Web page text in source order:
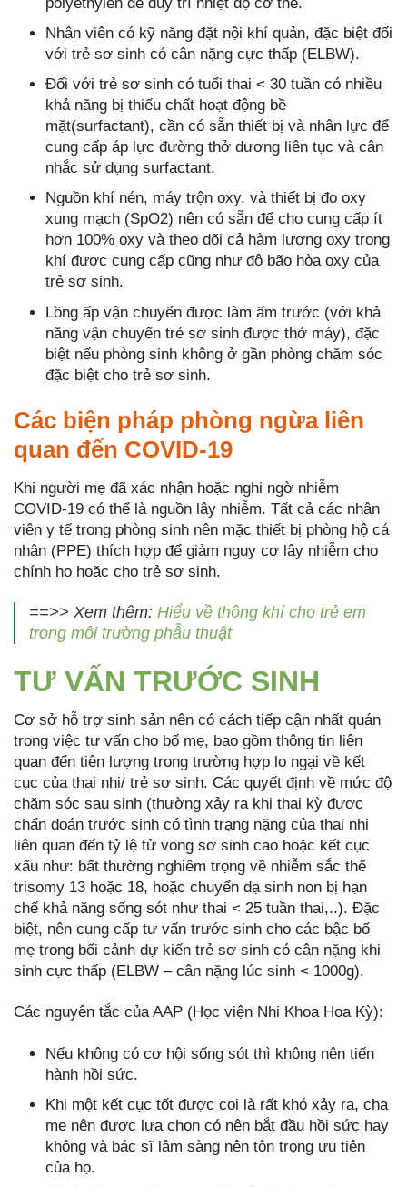
Nhân viên có kỹ năng đặt nội khí quản, đặc biệt đối
với trẻ sơ sinh có cân nặng cực thấp (ELBW).
Đối với trẻ sơ sinh có tuổi thai < 30 tuần có nhiều
khả năng bị thiếu chất hoạt động bề
mặt(surfactant), cần có sẵn thiết bị và nhân lực để
cung cấp áp lực đường thở dương liên tục và cân
nhắc sử dụng surfactant.
Nguồn khí nén, máy trộn oxy, và thiết bị đo oxy
xung mạch (SpO2) nên có sẵn để cho cung cấp ít
hơn 100% oxy và theo dõi cả hàm lượng oxy trong
khí được cung cấp cũng như độ bão hòa oxy của
trẻ sơ sinh.
Lồng ấp vận chuyển được làm ấm trước (với khả
năng vận chuyển trẻ sơ sinh được thở máy), đặc
biệt nếu phòng sinh không ở gần phòng chăm sóc
đặc biệt cho trẻ sơ sinh.
Các biện pháp phòng ngừa liên
quan đến COVID-19
Khi người mẹ đã xác nhận hoặc nghi ngờ nhiễm
COVID-19 có thể là nguồn lây nhiễm. Tất cả các nhân
viên y tế trong phòng sinh nên mặc thiết bị phòng hộ cá
nhân (PPE) thích hợp để giảm nguy cơ lây nhiễm cho
chính họ hoặc cho trẻ sơ sinh.
==>> Xem thêm: Hiểu về thông khí cho trẻ em
trong môi trường phẫu thuật
TƯ VẤN TRƯỚC SINH
Cơ sở hỗ trợ sinh sản nên có cách tiếp cận nhất quán
trong việc tư vấn cho bố mẹ, bao gồm thông tin liên
quan đến tiên lượng trong trường hợp lo ngại về kết
cục của thai nhi/ trẻ sơ sinh. Các quyết định về mức độ
chăm sóc sau sinh (thường xảy ra khi thai kỳ được
chẩn đoán trước sinh có tình trạng nặng của thai nhi
liên quan đến tỷ lệ tử vong sơ sinh cao hoặc kết cục
xấu như: bất thường nghiêm trọng về nhiễm sắc thể
trisomy 13 hoặc 18, hoặc chuyển dạ sinh non bị hạn
chế khả năng sống sót như thai < 25 tuần thai,..). Đặc
biệt, nên cung cấp tư vấn trước sinh cho các bậc bố
mẹ trong bối cảnh dự kiến trẻ sơ sinh có cân nặng khi
sinh cực thấp (ELBW – cân nặng lúc sinh < 1000g).
Các nguyên tắc của AAP (Học viện Nhi Khoa Hoa Kỳ):
Nếu không có cơ hội sống sót thì không nên tiến
hành hồi sức.
Khi một kết cục tốt được coi là rất khó xảy ra, cha
mẹ nên được lựa chọn có nên bắt đầu hồi sức hay
không và bác sĩ lâm sàng nên tôn trọng ưu tiên
của họ.